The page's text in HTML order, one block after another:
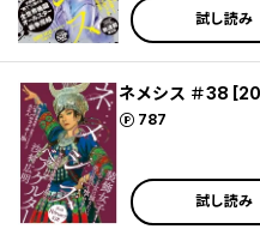
試し読み
ネメシス ＃38
787
ポイント
試し読み